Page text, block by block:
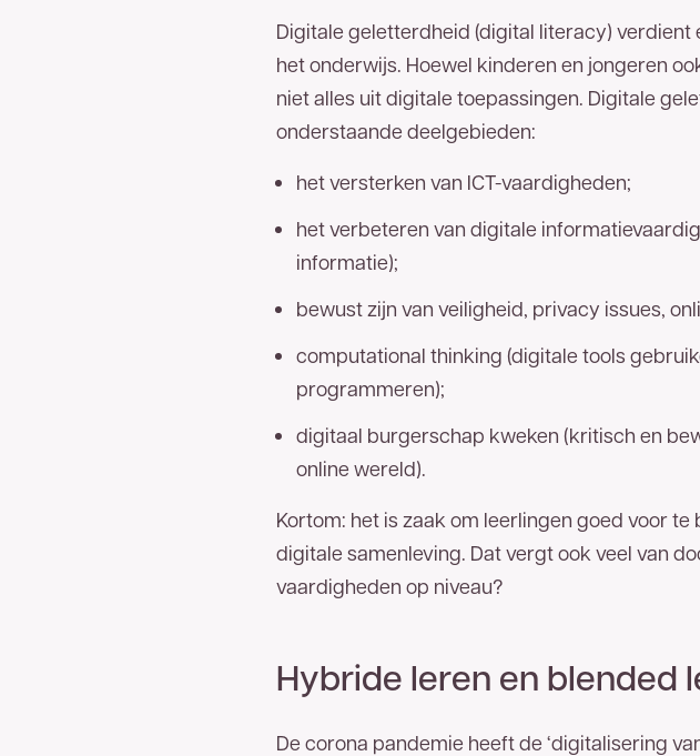
Digitale geletterdheid (digital literacy)
het onderwijs. Hoewel kinderen en jongeren
niet alles uit digitale toepassingen. Digitale
onderstaande deelgebieden:
het versterken van ICT-vaardigheden;
het verbeteren van digitale
informatie);
bewust zijn van veiligheid, privacy issues,
computational thinking (digitale tools
programmeren);
digitaal burgerschap kweken (kritisch en
online wereld).
Kortom: het is zaak om leerlingen goed voor
digitale samenleving. Dat vergt ook veel van
vaardigheden op niveau?
Hybride leren en blended
De corona pandemie heeft de ‘digitalisering